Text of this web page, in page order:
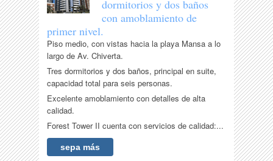
dormitorios y dos baños
con amoblamiento de
primer nivel.
Piso medio, con vistas hacia la playa Mansa a lo
largo de Av. Chiverta.
Tres dormitorios y dos baños, principal en suite,
capacidad total para seis personas.
Excelente amoblamiento con detalles de alta
calidad.
Forest Tower II cuenta con servicios de calidad:...
sepa más